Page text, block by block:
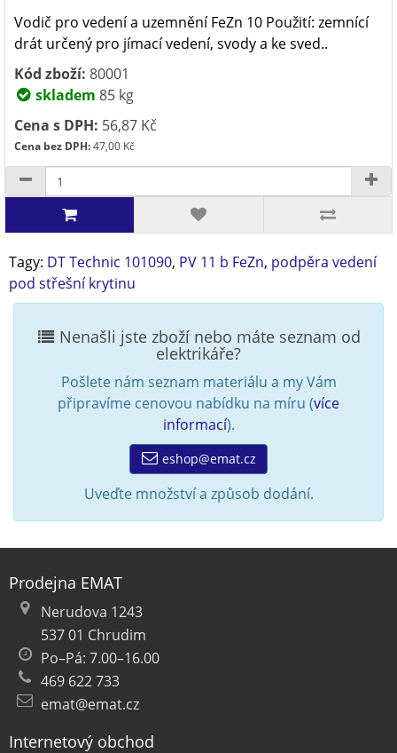
Vodič pro vedení a uzemnění FeZn 10 Použití: zemnící
drát určený pro jímací vedení, svody a ke sved..
Kód zboží: 80001
skladem 85 kg
Cena s DPH: 56,87 Kč
Cena bez DPH:47,00 Kč
Tagy: DT Technic 101090, PV 11 b FeZn, podpěra vedení
pod střešní krytinu
Nenašli jste zboží nebo máte seznam od
elektrikáře?
Pošlete nám seznam materiálu a my Vám
připravíme cenovou nabídku na míru (více
informací).
eshop@emat.cz
Uveďte množství a způsob dodání.
Prodejna EMAT
Nerudova 1243
537 01 Chrudim
Po–Pá: 7.00–16.00
469 622 733
emat@emat.cz
Internetový obchod